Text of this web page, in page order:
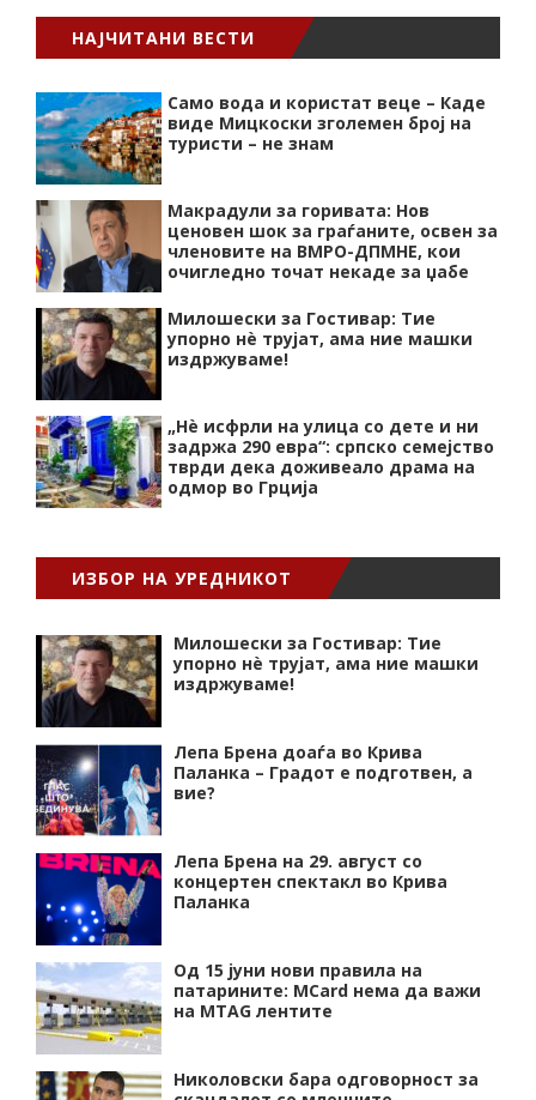
НАЈЧИТАНИ ВЕСТИ
Само вода и користат веце – Каде
виде Мицкоски зголемен број на
туристи – не знам
Макрадули за горивата: Нов
ценовен шок за граѓаните, освен за
членовите на ВМРО-ДПМНЕ, кои
очигледно точат некаде за џабе
Милошески за Гостивар: Тие
упорно нѐ трујат, ама ние машки
издржуваме!
„Нѐ исфрли на улица со дете и ни
задржа 290 евра“: српско семејство
тврди дека доживеало драма на
одмор во Грција
ИЗБОР НА УРЕДНИКОТ
Милошески за Гостивар: Тие
упорно нѐ трујат, ама ние машки
издржуваме!
Лепа Брена доаѓа во Крива
Паланка – Градот е подготвен, а
вие?
Лепа Брена на 29. август со
концертен спектакл во Крива
Паланка
Од 15 јуни нови правила на
патарините: MCard нема да важи
на MTAG лентите
Николовски бара одговорност за